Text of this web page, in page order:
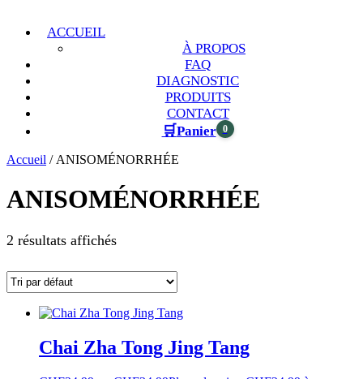
ACCUEIL
À PROPOS
FAQ
DIAGNOSTIC
PRODUITS
CONTACT
🛒Panier 0
Accueil / ANISOMÉNORRHÉE
ANISOMÉNORRHÉE
2 résultats affichés
Chai Zha Tong Jing Tang